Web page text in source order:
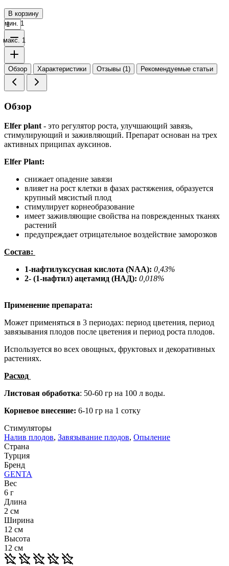
В корзину
мин. 1
макс. 1
Обзор Характеристики Отзывы (1) Рекомендуемые статьи
Обзор
Elfer plant - это регулятор роста, улучшающий завязь,
стимулирующий и заживляющий. Препарат основан на трех
активных приципах ауксинов.
Elfer Plant:
снижает опадение завязи
влияет на рост клетки в фазах растяжения, образуется
крупный мясистый плод
стимулирует корнеобразование
имеет заживляющие свойства на поврежденных тканях
растений
предупреждает отрицательное воздействие заморозков
Состав:
1-нафтилуксусная кислота (NAA): 0,43%
2- (1-нафтил) ацетамид (НАД): 0,018%
Применение препарата:
Может применяться в 3 периодах: период цветения, период
завязывания плодов после цветения и период роста плодов.
Используется во всех овощных, фруктовых и декоративных
растениях.
Расход
Листовая обработка: 50-60 гр на 100 л воды.
Корневое внесение: 6-10 гр на 1 сотку
Стимуляторы
Налив плодов, Завязывание плодов, Опыление
Страна
Турция
Бренд
GENTA
Вес
6 г
Длина
2 см
Ширина
12 см
Высота
12 см